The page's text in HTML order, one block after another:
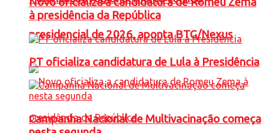
presidencial de 2026, aponta BTG/Nexus
à presidência da República
PT oficializa candidatura de Lula à Presidência
Campanha Nacional de Multivacinação começa